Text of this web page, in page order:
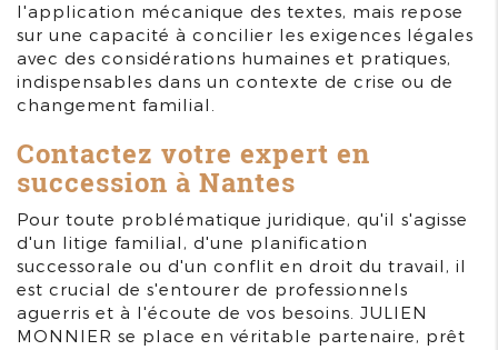
l'application mécanique des textes, mais repose
sur une capacité à concilier les exigences légales
avec des considérations humaines et pratiques,
indispensables dans un contexte de crise ou de
changement familial.
Contactez votre expert en
succession à Nantes
Pour toute problématique juridique, qu'il s'agisse
d'un litige familial, d'une planification
successorale ou d'un conflit en droit du travail, il
est crucial de s'entourer de professionnels
aguerris et à l'écoute de vos besoins. JULIEN
MONNIER se place en véritable partenaire, prêt